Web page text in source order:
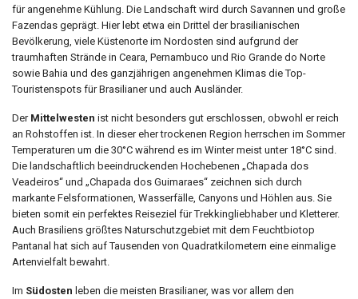
für angenehme Kühlung. Die Landschaft wird durch Savannen und große
Fazendas geprägt. Hier lebt etwa ein Drittel der brasilianischen
Bevölkerung, viele Küstenorte im Nordosten sind aufgrund der
traumhaften Strände in Ceara, Pernambuco und Rio Grande do Norte
sowie Bahia und des ganzjährigen angenehmen Klimas die Top-
Touristenspots für Brasilianer und auch Ausländer.
Der Mittelwesten ist nicht besonders gut erschlossen, obwohl er reich
an Rohstoffen ist. In dieser eher trockenen Region herrschen im Sommer
Temperaturen um die 30°C während es im Winter meist unter 18°C sind.
Die landschaftlich beeindruckenden Hochebenen „Chapada dos
Veadeiros“ und „Chapada dos Guimaraes“ zeichnen sich durch
markante Felsformationen, Wasserfälle, Canyons und Höhlen aus. Sie
bieten somit ein perfektes Reiseziel für Trekkingliebhaber und Kletterer.
Auch Brasiliens größtes Naturschutzgebiet mit dem Feuchtbiotop
Pantanal hat sich auf Tausenden von Quadratkilometern eine einmalige
Artenvielfalt bewahrt.
Im Südosten leben die meisten Brasilianer, was vor allem den